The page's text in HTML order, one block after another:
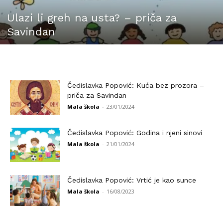
Ulazi li greh na usta? – priča za
Savindan
Čedislavka Popović: Kuća bez prozora –
priča za Savindan
Mala škola - 23/01/2024
Čedislavka Popović: Godina i njeni sinovi
Mala škola - 21/01/2024
Čedislavka Popović: Vrtić je kao sunce
Mala škola - 16/08/2023